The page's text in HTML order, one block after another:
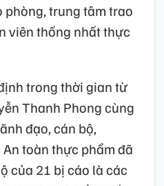
trung tâm trao
viên thống nhất thực
trong thời gian từ
Thanh Phong cùng
đạo, cán bộ,
toàn thực phẩm đã
của 21 bị cáo là các